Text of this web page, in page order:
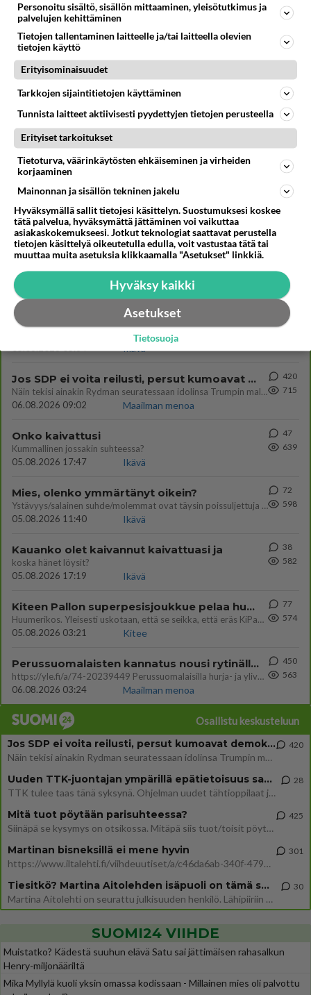
Ketjusta on poistettu
Takaisin ylös
LUETUIMMAT KESKUSTELUT
PÄIVÄ VIIKKO KUUKAUSI
Martinan bisneksillä ei mene hyvin
05.08.2026 05:51
301
1273
Tiesitkö? Martina Aitolehden isäpuoli on tämä suosittu laulaja
05.08.2026 07:23
Kotimaiset julkkisjuorut
😅
05.08.2026 13:25
Ikävä
867
Voiko meidän välit
Ikävä
71
Jos SDP ei voita reilusti, persut kumoavat demokratian Suomesta
Näin tekisi ainakin Rydman seuratessaan idolinsa Trumpin mallia https://www.is.fi/politiikka/art-2000012187244.html
06.08.2026 09:02
Maailman menoa
420
715
Onko kaivattusi
Kummallinen jossakin suhteessa?
05.08.2026 17:47
Ikävä
47
639
Mies, olenko ymmärtänyt oikein?
Ystävyys/salainen suhde/molemmat ovat täysin poissuljettuja asioita? Nainen
05.08.2026 11:40
Ikävä
72
598
Kauanko olet kaivannut kaivattuasi ja
koska hänet löysit?
05.08.2026 17:19
Ikävä
38
582
Kiteen Pallon superpesisjoukkue pelaa huumeiden vaikutuksen alaisena
Huumerikos. Yleisesti uskotaan, että se seikka, että eräs KiPan pelaaja kärähtää huumeista, on vain jäävuoren huippu. M
05.08.2026 03:21
Kitee
77
574
Perussuomalaisten kannatus nousi rytinällä Ylen tänään julkaisemassa tuoreimmassa gallup-kyselyssä.
https://yle.fi/a/74-20239449 Perussuomalaisilla hurja- ja ylivoimaisesti suurin nousu tässä uudessa Ylen gallupissa. Kyl
06.08.2026 03:24
Maailman menoa
450
563
Osallistu keskusteluun
Jos SDP ei voita reilusti, persut kumoavat demokratian Suomesta
Näin tekisi ainakin Rydman seuratessaan idolinsa Trumpin mallia https://www.is.fi/politiikka/art-2000012187244.html
420
Uuden TTK-juontajan ympärillä epätietoisuus sakenee - Nyt MTV hämmentää soppaa
TTK tulee taas tänä syksynä. Ohjelman uudet tähtioppilaat julkistetaan torstaina 6. elokuuta klo 14 alkavassa lehdistö
28
Mitä tuot pöytään parisuhteessa?
Siinäpä se kysymys on otsikossa. Mitäpä siis tuot/toisit pöytään parisuhteessa? Oletko mies vai nainen? Koetko sen mitä
425
Martinan bisneksillä ei mene hyvin
https://www.iltalehti.fi/viihdeuutiset/a/c46da6ab-340f-4790-aaa7-0865eed2336 Yrityksen konkurssihakemus on tullut kärä
301
Tiesitkö? Martina Aitolehden isäpuoli on tämä suosittu laulaja
Martina Aitolehti on seurattu julkisuuden henkilö. Lähipiiriin mahtuu muitakin tunnettuja henkilöitä. Tiesitkö, että Ma
30
SUOMI24 VIIHDE
Muistatko? Kädestä suuhun elävä Satu sai jättimäisen rahasalkun
Henry-miljonääriltä
Mika Myllylä kuoli yksin omassa kodissaan - Millainen mies oli palvottu
Personoitu sisältö, sisällön mittaaminen, yleisötutkimus ja
palvelujen kehittäminen
Tietojen tallentaminen laitteelle ja/tai laitteella olevien
tietojen käyttö
Erityisominaisuudet
Tarkkojen sijaintitietojen käyttäminen
Tunnista laitteet aktiivisesti pyydettyjen tietojen perusteella
Erityiset tarkoitukset
Tietoturva, väärinkäytösten ehkäiseminen ja virheiden
korjaaminen
Mainonnan ja sisällön tekninen jakelu
Hyväksymällä sallit tietojesi käsittelyn. Suostumuksesi koskee
tätä palvelua, hyväksymättä jättäminen voi vaikuttaa
asiakaskokemukseesi. Jotkut teknologiat saattavat perustella
tietojen käsittelyä oikeutetulla edulla, voit vastustaa tätä tai
muuttaa muita asetuksia klikkaamalla "Asetukset" linkkiä.
Hyväksy kaikki
Asetukset
Tietosuoja